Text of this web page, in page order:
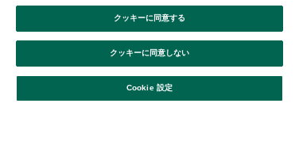
絞り込み 並び替え
Afternoon Tea(アフタヌーンティー)公式オンラインストアで
は、
キッチン・ダイニングなどの生活雑貨、紅茶・焼き菓子など、
毎日新商品をご用意しています。
Cookie 設定
クッキーに同意しない
クッキーに同意する